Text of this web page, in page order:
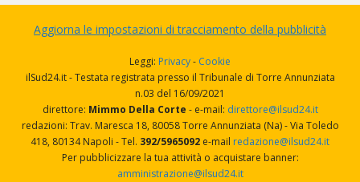
Aggiorna le impostazioni di tracciamento della pubblicità
Leggi: Privacy- Cookie
ilSud24.it - Testata registrata presso il Tribunale di Torre Annunziata
n.03 del 16/09/2021
direttore: Mimmo Della Corte - e-mail: direttore@ilsud24.it
redazioni: Trav. Maresca 18, 80058 Torre Annunziata (Na) - Via Toledo
418, 80134 Napoli - Tel. 392/5965092 e-mail redazione@ilsud24.it
Per pubblicizzare la tua attività o acquistare banner:
amministrazione@ilsud24.it